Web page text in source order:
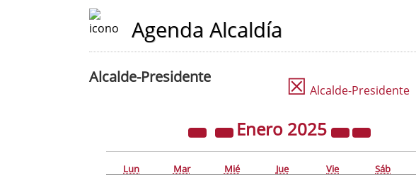
Agenda Alcaldía
Alcalde-Presidente ☒ Alcalde-Presidente
Enero 2025
Lun Mar Mié Jue Vie Sáb